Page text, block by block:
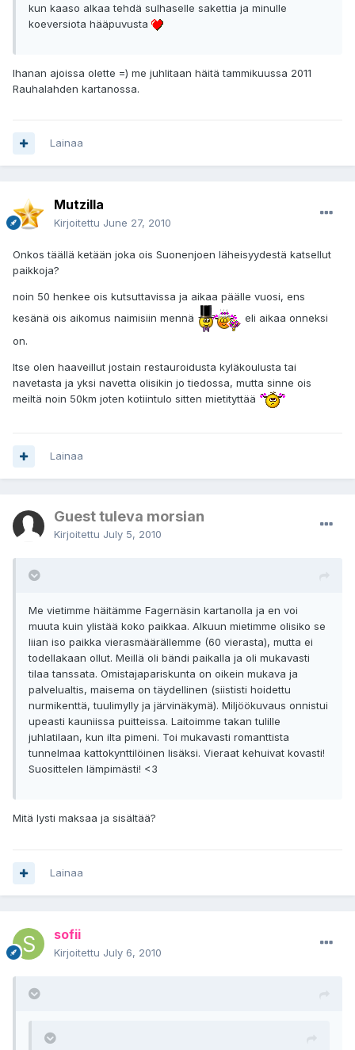
kun kaaso alkaa tehdä sulhaselle sakettia ja minulle
koeversiota hääpuvusta
Ihanan ajoissa olette =) me juhlitaan häitä tammikuussa 2011
Rauhalahden kartanossa.
Lainaa
Mutzilla
Kirjoitettu June 27, 2010
Onkos täällä ketään joka ois Suonenjoen läheisyydestä katsellut
paikkoja?
noin 50 henkee ois kutsuttavissa ja aikaa päälle vuosi, ens
kesänä ois aikomus naimisiin mennä
eli aikaa onneksi
on.
Itse olen haaveillut jostain restauroidusta kyläkoulusta tai
navetasta ja yksi navetta olisikin jo tiedossa, mutta sinne ois
meiltä noin 50km joten kotiintulo sitten mietityttää
Lainaa
Guest tuleva morsian
Kirjoitettu July 5, 2010
Me vietimme häitämme Fagernäsin kartanolla ja en voi
muuta kuin ylistää koko paikkaa. Alkuun mietimme olisiko se
liian iso paikka vierasmäärällemme (60 vierasta), mutta ei
todellakaan ollut. Meillä oli bändi paikalla ja oli mukavasti
tilaa tanssata. Omistajapariskunta on oikein mukava ja
palvelualtis, maisema on täydellinen (siististi hoidettu
nurmikenttä, tuulimylly ja järvinäkymä). Miljöökuvaus onnistui
upeasti kauniissa puitteissa. Laitoimme takan tulille
juhlatilaan, kun ilta pimeni. Toi mukavasti romanttista
tunnelmaa kattokynttilöinen lisäksi. Vieraat kehuivat kovasti!
Suosittelen lämpimästi! <3
Mitä lysti maksaa ja sisältää?
Lainaa
sofii
Kirjoitettu July 6, 2010